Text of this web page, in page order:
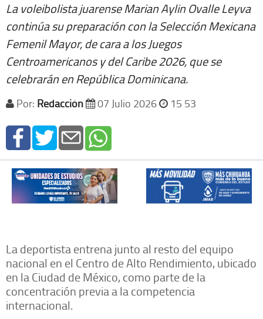
La voleibolista juarense Marian Aylin Ovalle Leyva
continúa su preparación con la Selección Mexicana
Femenil Mayor, de cara a los Juegos
Centroamericanos y del Caribe 2026, que se
celebrarán en República Dominicana.
Por: Redacción 07 Julio 2026 15 53
La deportista entrena junto al resto del equipo
nacional en el Centro de Alto Rendimiento, ubicado
en la Ciudad de México, como parte de la
concentración previa a la competencia
internacional.